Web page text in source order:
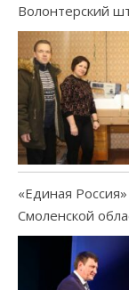
Волонтерский
«Единая
Смоленской